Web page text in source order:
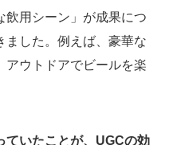
飲用シーン」が成果につ
ました。例えば、豪華な
アウトドアでビールを楽
ていたことが、UGCの効